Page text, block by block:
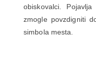
obiskovalci.
zmogle povzdigniti
simbola mesta.